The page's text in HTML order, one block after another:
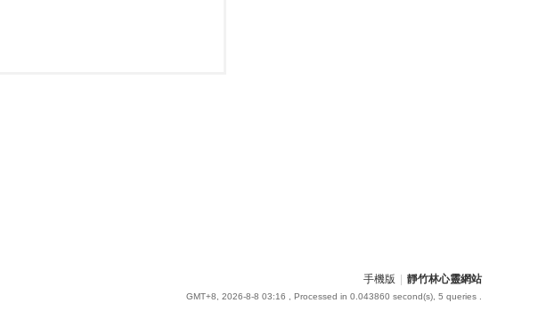
手機版 靜竹林心靈網站
GMT+8, 2026-8-8 03:16 , Processed in 0.043860 second(s), 5 queries .